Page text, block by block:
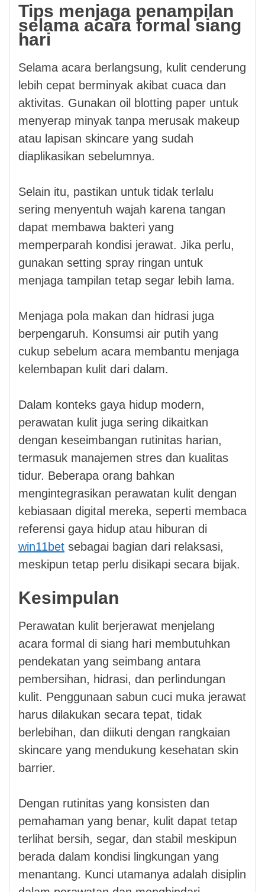
Tips menjaga penampilan
selama acara formal siang
hari
Selama acara berlangsung, kulit cenderung
lebih cepat berminyak akibat cuaca dan
aktivitas. Gunakan oil blotting paper untuk
menyerap minyak tanpa merusak makeup
atau lapisan skincare yang sudah
diaplikasikan sebelumnya.
Selain itu, pastikan untuk tidak terlalu
sering menyentuh wajah karena tangan
dapat membawa bakteri yang
memperparah kondisi jerawat. Jika perlu,
gunakan setting spray ringan untuk
menjaga tampilan tetap segar lebih lama.
Menjaga pola makan dan hidrasi juga
berpengaruh. Konsumsi air putih yang
cukup sebelum acara membantu menjaga
kelembapan kulit dari dalam.
Dalam konteks gaya hidup modern,
perawatan kulit juga sering dikaitkan
dengan keseimbangan rutinitas harian,
termasuk manajemen stres dan kualitas
tidur. Beberapa orang bahkan
mengintegrasikan perawatan kulit dengan
kebiasaan digital mereka, seperti membaca
referensi gaya hidup atau hiburan di
win11bet sebagai bagian dari relaksasi,
meskipun tetap perlu disikapi secara bijak.
Kesimpulan
Perawatan kulit berjerawat menjelang
acara formal di siang hari membutuhkan
pendekatan yang seimbang antara
pembersihan, hidrasi, dan perlindungan
kulit. Penggunaan sabun cuci muka jerawat
harus dilakukan secara tepat, tidak
berlebihan, dan diikuti dengan rangkaian
skincare yang mendukung kesehatan skin
barrier.
Dengan rutinitas yang konsisten dan
pemahaman yang benar, kulit dapat tetap
terlihat bersih, segar, dan stabil meskipun
berada dalam kondisi lingkungan yang
menantang. Kunci utamanya adalah disiplin